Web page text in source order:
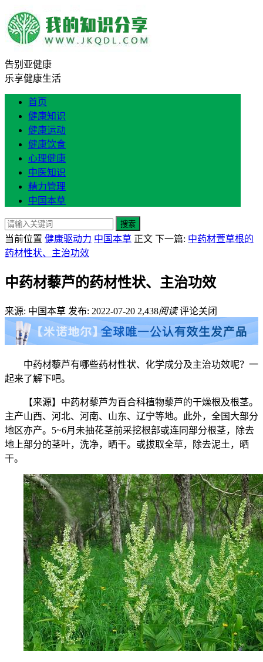
告别亚健康
乐享健康生活
首页
健康知识
健康运动
健康饮食
心理健康
中医知识
精力管理
中国本草
搜索
当前位置 健康驱动力 中国本草 正文 下一篇: 中药材萱草根的
药材性状、主治功效
中药材藜芦的药材性状、主治功效
来源: 中国本草 发布: 2022-07-20 2,438阅读 评论关闭
中药材藜芦有哪些药材性状、化学成分及主治功效呢？一
起来了解下吧。
【来源】中药材藜芦为百合科植物藜芦的干燥根及根茎。
主产山西、河北、河南、山东、辽宁等地。此外，全国大部分
地区亦产。5~6月未抽花茎前采挖根部或连同部分根茎，除去
地上部分的茎叶，洗净，晒干。或拔取全草，除去泥土，晒
干。